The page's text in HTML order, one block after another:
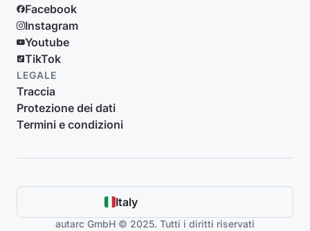
Facebook
Instagram
Youtube
TikTok
LEGALE
Traccia
Protezione dei dati
Termini e condizioni
Italy
autarc GmbH © 2025. Tutti i diritti riservati